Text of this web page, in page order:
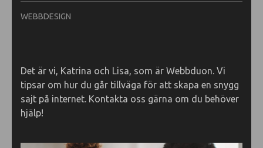
WEBBDESIGN
Det är vi, Katrina och Lisa, som är Webbduon. Vi
tipsar om hur du går tillväga för att skapa en snygg
sajt på internet. Kontakta oss gärna om du behöver
hjälp!